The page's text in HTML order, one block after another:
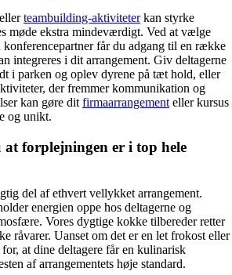
teambuilding-aktiviteterkan styrke
møde ekstra mindeværdigt. Ved at vælge
konferencepartner får du adgang til en række
integreres i dit arrangement. Giv deltagerne
i parken og oplev dyrene på tæt hold, eller
der fremmer kommunikation og
kan gøre ditfirmaarrangementeller kursus
og unikt.
forplejningen er i top hele
del af ethvert vellykket arrangement.
energien oppe hos deltagerne og
Vores dygtige kokke tilbereder retter
råvarer. Uanset om det er en let frokost eller
at dine deltagere får en kulinarisk
af arrangementets høje standard.